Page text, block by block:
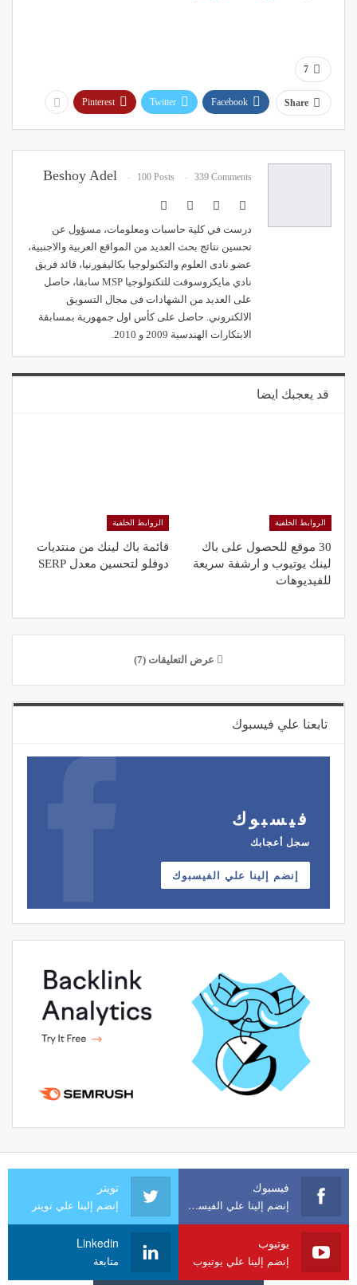
7
Share
Facebook
Twitter
Pinterest
Beshoy Adel 100 Posts 339 Comments
درست في كلية حاسبات ومعلومات، مسؤول عن
تحسين نتائج بحث العديد من المواقع العربية والاجنبية،
عضو نادى العلوم والتكنولوجيا بكاليفورنيا، قائد فريق
نادي مايكروسوفت للتكنولوجيا MSP سابقا، حاصل
على العديد من الشهادات فى مجال التسويق
الالكتروني. حاصل على كأس اول جمهورية بمسابقة
الابتكارات الهندسية 2009 و 2010.
قد يعجبك ايضا
الروابط الخلفية
30 موقع للحصول على باك
لينك يوتيوب و ارشفة سريعة
للفيديوهات
الروابط الخلفية
قائمة باك لينك من منتديات
دوفلو لتحسين معدل SERP
عرض التعليقات (7)
تابعنا علي فيسبوك
فيسبوك
سجل أعجابك
إنضم إلينا علي الفيسبوك
فيسبوك
إنضم إلينا علي الفيسبوك
تويتر
إنضم إلينا علي تويتر
يوتيوب
إنضم إلينا علي يوتيوب
Linkedin
متابعة